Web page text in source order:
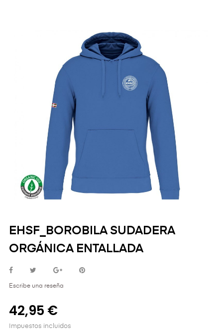
EHSF_BOROBILA SUDADERA
ORGÁNICA ENTALLADA
Escribe una reseña
42,95 €
Impuestos incluidos